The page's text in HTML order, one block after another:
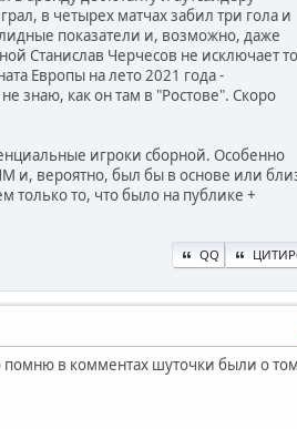
в четырех матчах забил три гола и
показатели и, возможно, даже
Станислав Черчесов не исключает
Европы на лето 2021 года -
знаю, как он там в "Ростове". Скоро
игроки сборной. Особенно
и, вероятно, был бы в основе или
только то, что было на публике +
QQ
помню в комментах шуточки были о